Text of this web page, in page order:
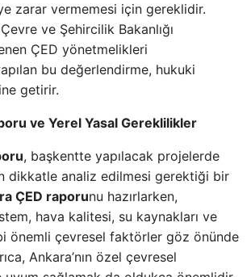
zarar vermemesi için gereklidir.
ve Şehircilik Bakanlığı
ÇED yönetmelikleri
bu değerlendirme, hukuki
getirir.
ve Yerel Yasal Gereklilikler
, başkentte yapılacak projelerde
dikkatle analiz edilmesi gerektiği bir
ÇED raporunu hazırlarken,
hava kalitesi, su kaynakları ve
önemli çevresel faktörler göz önünde
Ankara’nın özel çevresel